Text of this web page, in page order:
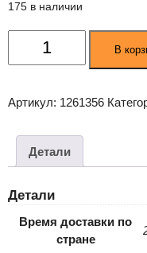
175 в наличии
Количество
товара
Digma
В
Артикул: 1261356
Детали
Детали
Время доставки по
стране